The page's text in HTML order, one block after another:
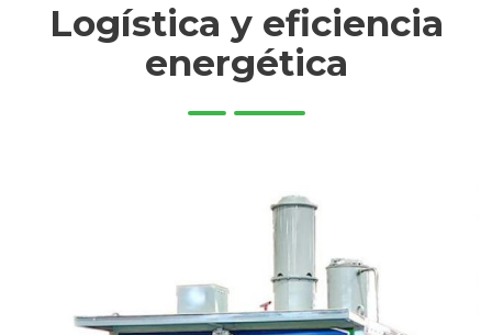
Logística y eficiencia
energética